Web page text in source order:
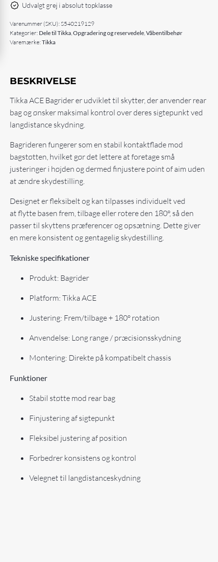
Udvalgt grej i absolut topklasse
Varenummer (SKU): S540219129
Kategorier: Dele til Tikka,Opgradering og reservedele,Våbentilbehør
Varemærke: Tikka
BESKRIVELSE
Tikka ACE Bagrider er udviklet til skytter, der anvender rear
bag og ønsker maksimal kontrol over deres sigtepunkt ved
langdistance skydning.
Bagrideren fungerer som en stabil kontaktflade mod
bagstøtten, hvilket gør det lettere at foretage små
justeringer i højden og dermed finjustere point of aim uden
at ændre skydestilling.
Designet er fleksibelt og kan tilpasses individuelt ved
at flytte basen frem, tilbage eller rotere den 180°, så den
passer til skyttens præferencer og opsætning. Dette giver
en mere konsistent og gentagelig skydestilling.
Tekniske specifikationer
Produkt: Bagrider
Platform: Tikka ACE
Justering: Frem/tilbage + 180° rotation
Anvendelse: Long range / præcisionsskydning
Montering: Direkte på kompatibelt chassis
Funktioner
Stabil støtte mod rear bag
Finjustering af sigtepunkt
Fleksibel justering af position
Forbedrer konsistens og kontrol
Velegnet til langdistanceskydning